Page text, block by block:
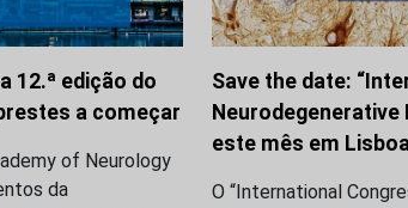
12.ª edição do
a começar
of Neurology
da
Save the date:
Neurodegenerative
este mês em Lisboa
O “International